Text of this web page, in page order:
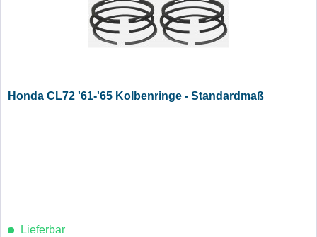
Honda CL72 '61-'65 Kolbenringe - Standardmaß
Lieferbar